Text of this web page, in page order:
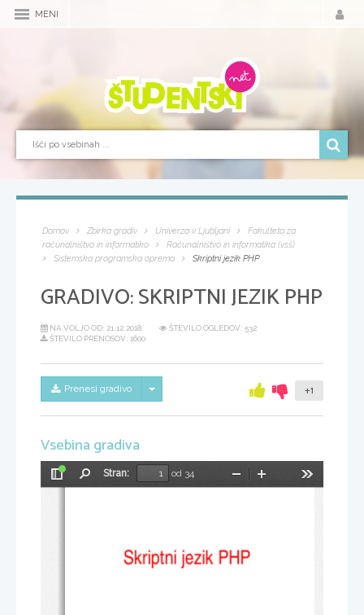
MENI
Domov Zbirka gradiv Univerza v Ljubljani
Fakulteta za
računalništvo in informatiko
Računalništvo in informatika (vsš)
Sistemska programska oprema
Skriptni jezik PHP
GRADIVO:SKRIPTNI JEZIK PHP
NA VOLJO OD: 21.12.2018
ŠTEVILO OGLEDOV: 532
ŠTEVILO PRENOSOV: 1600
Prenesi gradivo Skrij/prikaži meni +1
Vsebina gradiva
Preklopi
Stran:
od 34
Pomanjšaj
Skriptni jezik PHP